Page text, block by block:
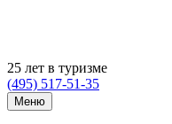
25 лет в туризме
(495) 517-51-35
Меню